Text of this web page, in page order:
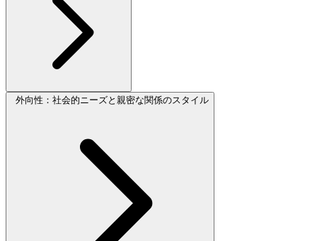
外向性：社会的ニーズと親密な関係のスタイル